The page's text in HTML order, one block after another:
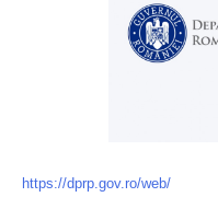
https://dprp.gov.ro/web/